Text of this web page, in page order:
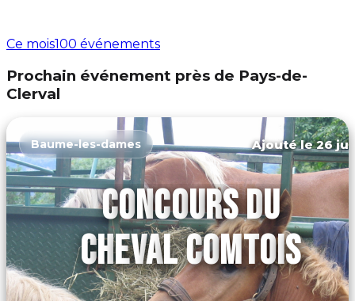
Ce mois100 événements
Prochain événement près de Pays-de-
Clerval
Baume-les-dames Ajouté le 26
CONCOURS DU
CHEVAL COMTOIS